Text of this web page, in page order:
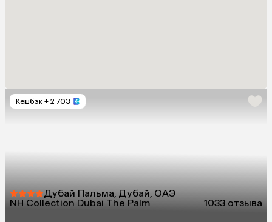
Кешбэк + 2 703
Дубай Пальма, Дубай, ОАЭ
NH Collection Dubai The Palm
1033 отзыва